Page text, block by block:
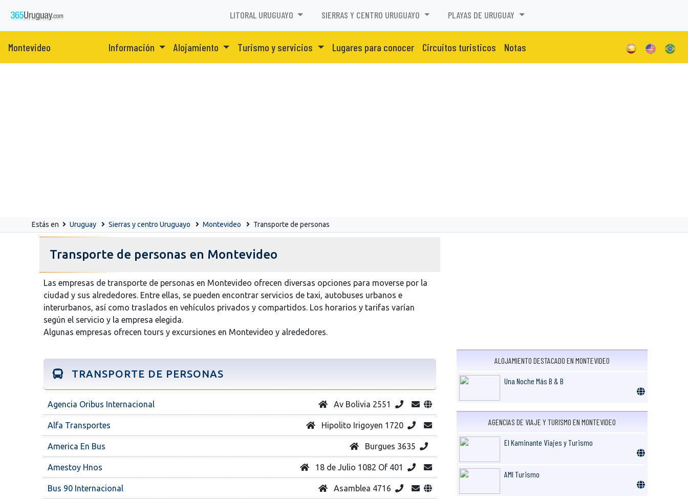
LITORAL URUGUAYO SIERRAS Y CENTRO URUGUAYO PLAYAS DE URUGUAY
Montevideo Información Alojamiento Turismo y servicios Lugares para conocer Circuitos turisticos Notas
Estás en Uruguay Sierras y centro Uruguayo Montevideo Transporte de personas
Transporte de personas en Montevideo
Las empresas de transporte de personas en Montevideo ofrecen diversas opciones para moverse por la
ciudad y sus alrededores. Entre ellas, se pueden encontrar servicios de taxi, autobuses urbanos e
interurbanos, así como traslados en vehículos privados y compartidos. Los horarios y tarifas varían
según el servicio y la empresa elegida.
Algunas empresas ofrecen tours y excursiones en Montevideo y alrededores.
TRANSPORTE DE PERSONAS
Agencia Oribus Internacional Av Bolivia 2551
Alfa Transportes Hipolito Irigoyen 1720
America En Bus Burgues 3635
Amestoy Hnos 18 de Julio 1082 Of 401
Bus 90 Internacional Asamblea 4716
ALOJAMIENTO DESTACADO EN MONTEVIDEO
Una Noche Más B & B
AGENCIAS DE VIAJE Y TURISMO EN MONTEVIDEO
El Kaminante Viajes y Turismo
AMI Turismo